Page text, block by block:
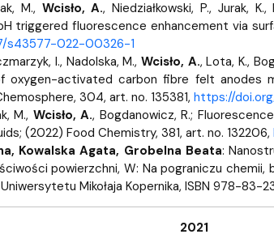
M., Wcisło, A., Niedziałkowski, P., Jurak,
triggered fluorescence enhancement via
s43577-022-00326-1
I., Nadolska, M., Wcisło, A., Lota, K.,
oxygen-activated carbon fibre felt anodes
304, art. no. 135381, https://
M., Wcisło, A., Bogdanowicz, R.;
(2022) Food Chemistry, 381, art. no. 132206,
Kowalska Agata, Grobelna Beata:
powierzchni, W: Na pograniczu chemii,
Mikołaja Kopernika, ISBN 978-83-
2021